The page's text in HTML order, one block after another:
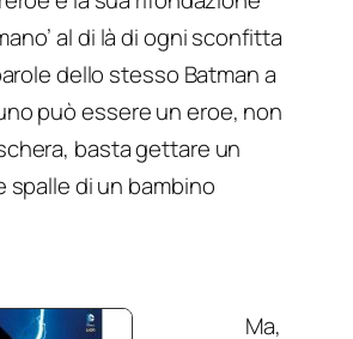
al di là di ogni sconfitta
dello stesso Batman a
può essere un eroe, non
basta gettare un
di un bambino
Ma,